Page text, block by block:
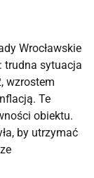
Wrocławskie
trudna sytuacja
wzrostem
Te
obiektu.
by utrzymać